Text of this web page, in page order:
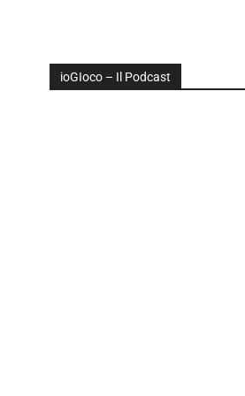
ioGIoco – Il Podcast